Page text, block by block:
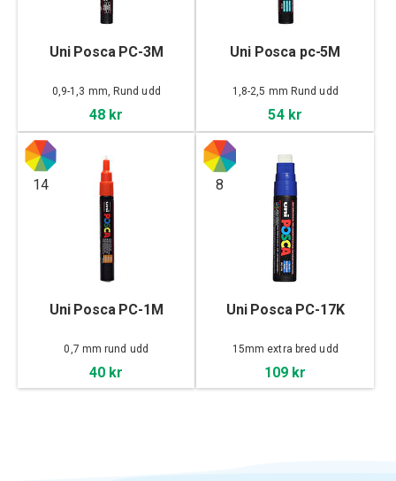
Uni Posca PC-3M
0,9-1,3 mm, Rund udd
48 kr
Uni Posca pc-5M
1,8-2,5 mm Rund udd
54 kr
14
Uni Posca PC-1M
0,7 mm rund udd
40 kr
8
Uni Posca PC-17K
15mm extra bred udd
109 kr